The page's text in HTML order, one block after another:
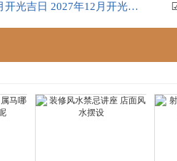
2027年阴历十二月开光吉日 2027年12月开光吉日一览表